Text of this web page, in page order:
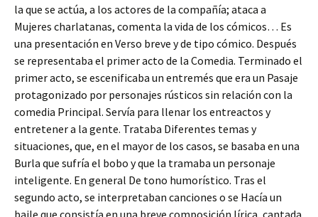
la que se actúa, a los actores de la compañía; ataca a
Mujeres charlatanas, comenta la vida de los cómicos… Es
una presentación en Verso breve y de tipo cómico. Después
se representaba el primer acto de la Comedia. Terminado el
primer acto, se escenificaba un entremés que era un Pasaje
protagonizado por personajes rústicos sin relación con la
comedia Principal. Servía para llenar los entreactos y
entretener a la gente. Trataba Diferentes temas y
situaciones, que, en el mayor de los casos, se basaba en una
Burla que sufría el bobo y que la tramaba un personaje
inteligente. En general De tono humorístico. Tras el
segundo acto, se interpretaban canciones o se Hacía un
baile que consistía en una breve composición lírica, cantada